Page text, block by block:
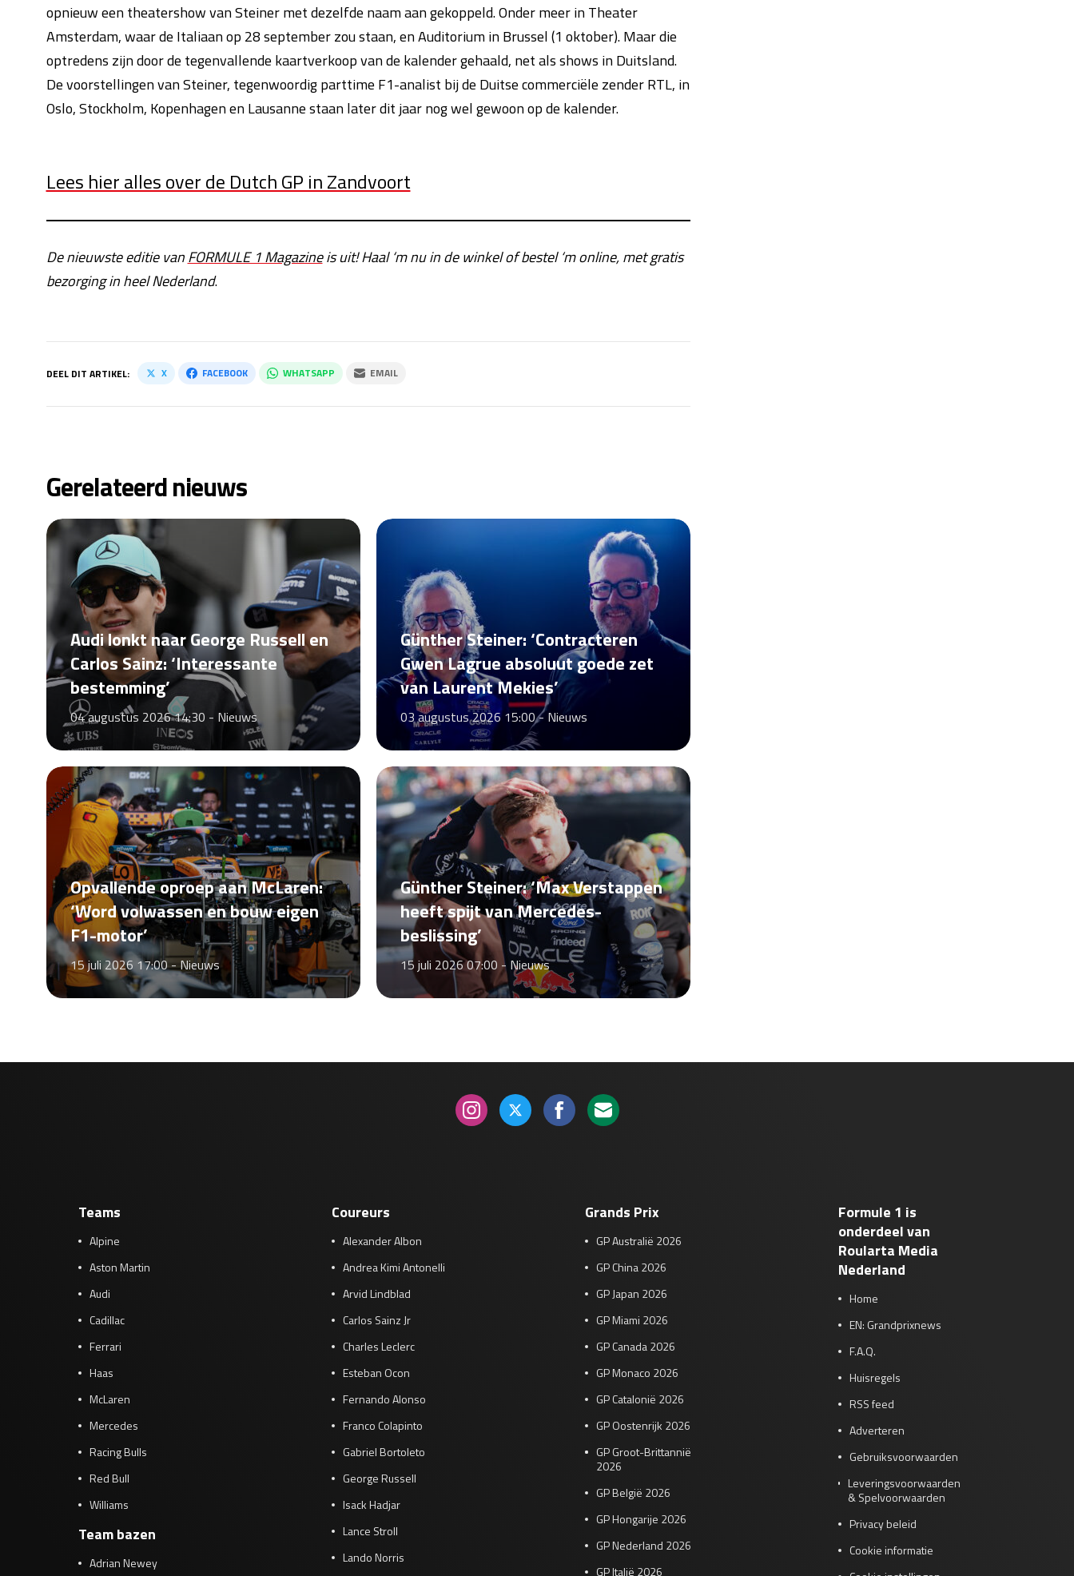
opnieuw een theatershow van Steiner met dezelfde naam aan gekoppeld. Onder meer in Theater
Amsterdam, waar de Italiaan op 28 september zou staan, en Auditorium in Brussel (1 oktober). Maar die
optredens zijn door de tegenvallende kaartverkoop van de kalender gehaald, net als shows in Duitsland.
De voorstellingen van Steiner, tegenwoordig parttime F1-analist bij de Duitse commerciële zender RTL, in
Oslo, Stockholm, Kopenhagen en Lausanne staan later dit jaar nog wel gewoon op de kalender.
Lees hier alles over de Dutch GP in Zandvoort
De nieuwste editie vanFORMULE 1 Magazineis uit! Haal ‘m nu in de winkel of bestel ‘m online, met gratis
bezorging in heel Nederland.
DEEL DIT ARTIKEL: X FACEBOOK WHATSAPP EMAIL
Gerelateerd nieuws
Audi lonkt naar George Russell en
Carlos Sainz: ‘Interessante
bestemming’
04 augustus 2026 14:30 - Nieuws
Günther Steiner: ‘Contracteren
Gwen Lagrue absoluut goede zet
van Laurent Mekies’
03 augustus 2026 15:00 -Nieuws
Opvallende oproep aan McLaren:
‘Word volwassen en bouw eigen
F1-motor’
15 juli 2026 17:00 -Nieuws
Günther Steiner: ‘Max Verstappen
heeft spijt van Mercedes-
beslissing’
15 juli 2026 07:00 - Nieuws
Teams
Alpine
Aston Martin
Audi
Cadillac
Ferrari
Haas
McLaren
Mercedes
Racing Bulls
Red Bull
Williams
Team bazen
Adrian Newey
Coureurs
Alexander Albon
Andrea Kimi Antonelli
Arvid Lindblad
Carlos Sainz Jr
Charles Leclerc
Esteban Ocon
Fernando Alonso
Franco Colapinto
Gabriel Bortoleto
George Russell
Isack Hadjar
Lance Stroll
Lando Norris
Grands Prix
GP Australië 2026
GP China 2026
GP Japan 2026
GP Miami 2026
GP Canada 2026
GP Monaco 2026
GP Catalonië 2026
GP Oostenrijk 2026
GP Groot-Brittannië
2026
GP België 2026
GP Hongarije 2026
GP Nederland 2026
GP Italië 2026
Formule 1 is
onderdeel van
Roularta Media
Nederland
Home
EN: Grandprixnews
F.A.Q.
Huisregels
RSS feed
Adverteren
Gebruiksvoorwaarden
Leveringsvoorwaarden
& Spelvoorwaarden
Privacy beleid
Cookie informatie